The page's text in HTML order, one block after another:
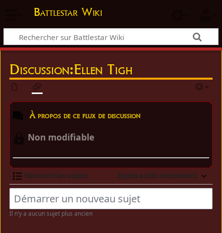
Battlestar Wiki
Discussion:Ellen Tigh
À propos de ce flux de discussion
Non modifiable
Parcourir les sujets Sujets actifs récemment
Il n’y a aucun sujet plus ancien